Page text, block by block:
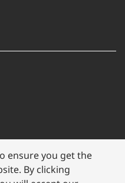
ensure you get the
By clicking